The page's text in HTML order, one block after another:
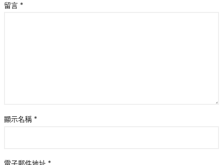
留言 *
顯示名稱 *